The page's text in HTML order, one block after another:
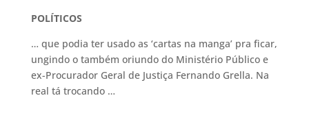
POLÍTICOS
… que podia ter usado as ‘cartas na manga’ pra ficar,
ungindo o também oriundo do Ministério Público e
ex-Procurador Geral de Justiça Fernando Grella. Na
real tá trocando …